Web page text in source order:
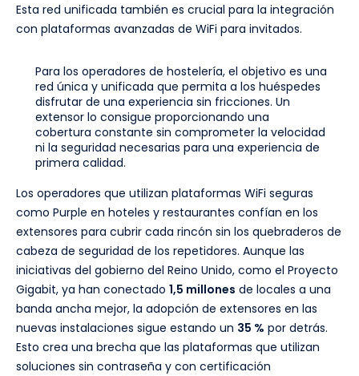
Esta red unificada también es crucial para la integración
con plataformas avanzadas de WiFi para invitados.
Para los operadores de hostelería, el objetivo es una
red única y unificada que permita a los huéspedes
disfrutar de una experiencia sin fricciones. Un
extensor lo consigue proporcionando una
cobertura constante sin comprometer la velocidad
ni la seguridad necesarias para una experiencia de
primera calidad.
Los operadores que utilizan plataformas WiFi seguras
como Purple en hoteles y restaurantes confían en los
extensores para cubrir cada rincón sin los quebraderos de
cabeza de seguridad de los repetidores. Aunque las
iniciativas del gobierno del Reino Unido, como el Proyecto
Gigabit, ya han conectado 1,5 millones de locales a una
banda ancha mejor, la adopción de extensores en las
nuevas instalaciones sigue estando un 35 % por detrás.
Esto crea una brecha que las plataformas que utilizan
soluciones sin contraseña y con certificación